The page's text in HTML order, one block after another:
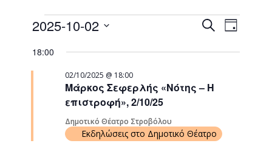
Events
Views
SearchEvent
Views
Day
2025-10-02
date.
18:00
Μάρκος Σεφερλής «Νότης – Η
επιστροφή», 2/10/25
02/10/2025 @ 18:00
Δημοτικό Θέατρο Στροβόλου
Εκδηλώσεις στο Δημοτικό Θέατρο